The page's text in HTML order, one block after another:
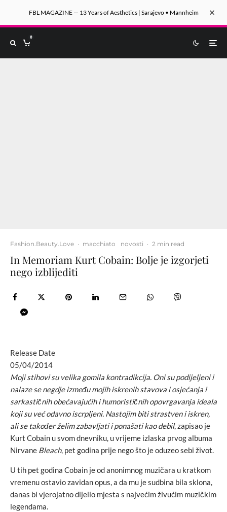
FBL MAGAZINE — 13 Years of Aesthetics | Sarajevo • Mannheim
0
Fashion.Beauty.Love · macchiato novosti · 2 min read
In Memoriam Kurt Cobain: Bolje je izgorjeti
nego izblijediti
Release Date
05/04/2014
Moji stihovi su velika gomila kontradikcija. Oni su podijeljeni i
nalaze se negdje između mojih iskrenih stavova i osjećanja i
sarkastičnih obećavajućih i humorističnih opovrgavanja ideala
koji su već odavno iscrpljeni. Nastojim biti strastven i iskren,
ali se također želim zabavljati i ponašati kao debil, zapisao je
Kurt Cobain u svom dnevniku, u vrijeme izlaska prvog albuma
Nirvane Bleach, pet godina prije nego što je oduzeo sebi život.
U tih pet godina Cobain je od anonimnog muzičara u kratkom
vremenu ostavio zavidan opus, a da mu je sudbina bila sklona,
danas bi vjerojatno dijelio mjesta s najvećim živućim muzičkim
legendama.